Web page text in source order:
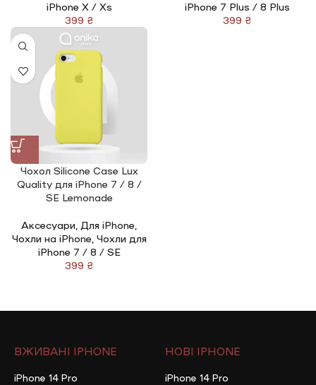
iPhone X / Xs
₴
iPhone 7 Plus / 8 Plus
₴
Чохол Silicone Сase Lux
Quality для iPhone 7 / 8 /
SE Lemonade
Аксесуари Для iPhone
Чохли на iPhone, Чохли для
iPhone 7 / 8 / SE
₴
ВЖИВАНІ IPHONE
iPhone 14 Pro
НОВІ IPHONE
iPhone 14 Pro